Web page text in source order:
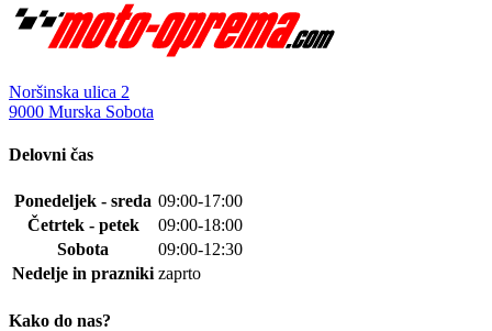
Noršinska ulica 2
9000 Murska Sobota
Delovni čas
Ponedeljek - sreda 09:00-17:00
Četrtek - petek
09:00-18:00
Sobota
09:00-12:30
Nedelje in prazniki zaprto
Kako do nas?